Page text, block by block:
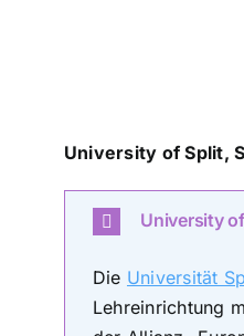
University of Split,
University
Die Universität
Lehreinrichtung